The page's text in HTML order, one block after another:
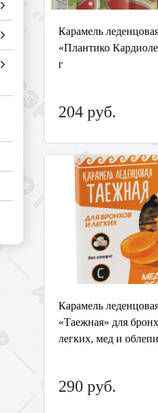
Карамель
«Плантико
г
204 руб.
Карамель
«Таежная» для
легких, мед и
290 руб.